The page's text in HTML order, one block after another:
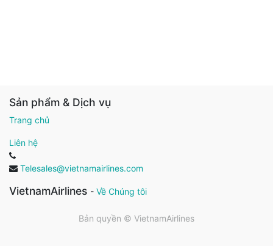
Sản phẩm & Dịch vụ
Trang chủ
Liên hệ
Telesales@vietnamairlines.com
VietnamAirlines - Về Chúng tôi
Bản quyền © VietnamAirlines